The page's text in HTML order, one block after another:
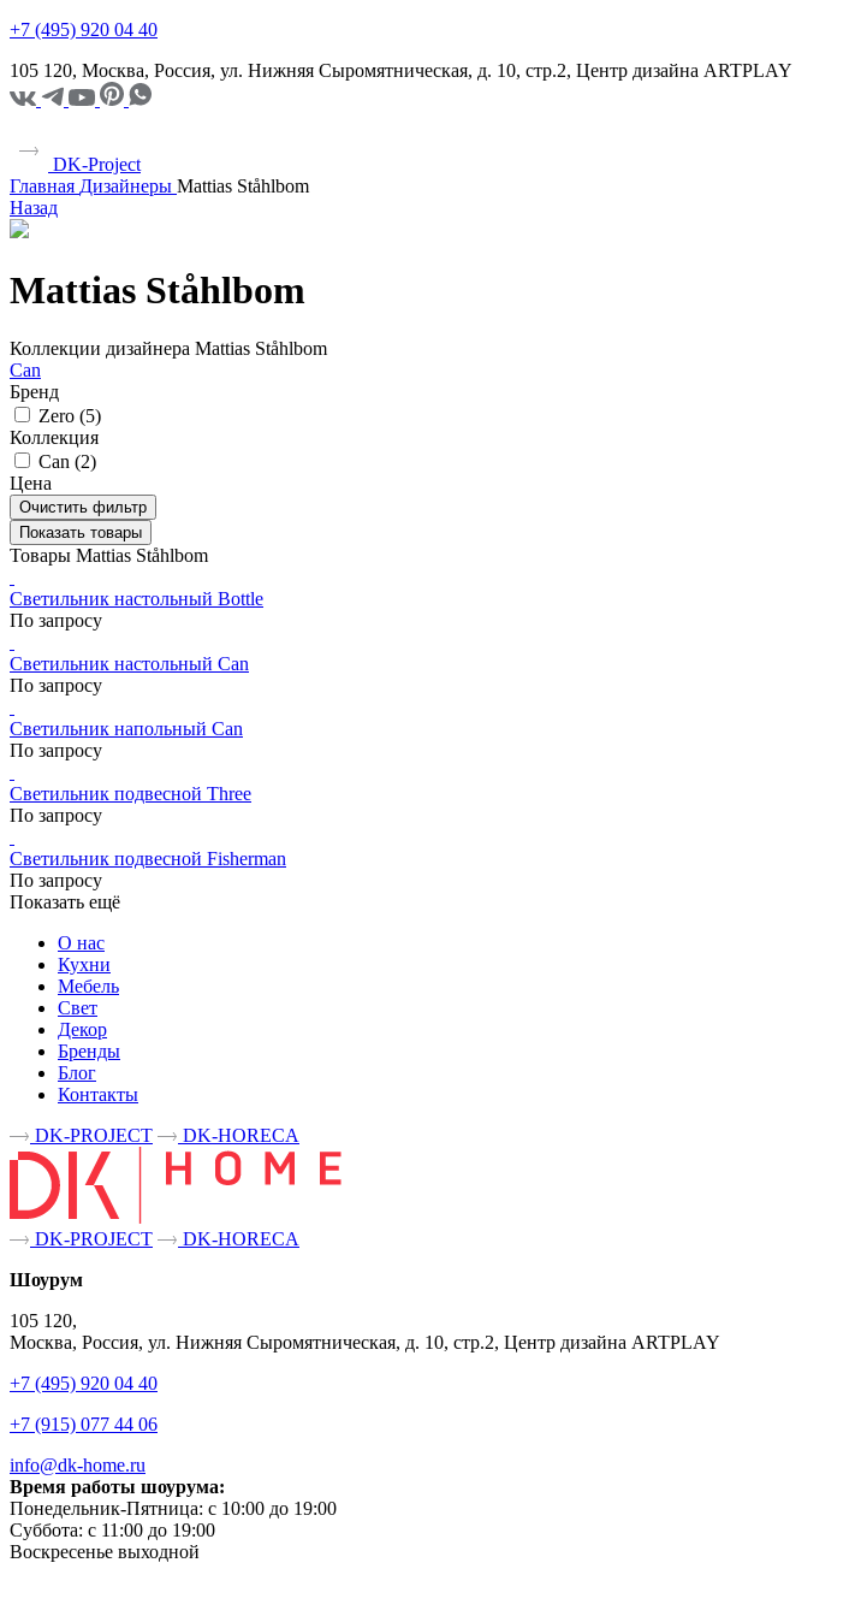
+7 (495) 920 04 40
105 120, Москва, Россия, ул. Нижняя Сыромятническая, д. 10, стр.2, Центр дизайна ARTPLAY
DK-Project
Главная Дизайнеры Mattias Ståhlbom
Назад
Mattias Ståhlbom
Коллекции дизайнера Mattias Ståhlbom
Can
Бренд
Zero (5)
Коллекция
Can (2)
Цена
Очистить фильтр
Показать товары
Товары Mattias Ståhlbom
Светильник настольный Bottle
По запросу
Светильник настольный Can
По запросу
Светильник напольный Can
По запросу
Светильник подвесной Three
По запросу
Светильник подвесной Fisherman
По запросу
Показать ещё
О нас
Кухни
Мебель
Свет
Декор
Бренды
Блог
Контакты
DK-PROJECT
DK-HORECA
DK-PROJECT
DK-HORECA
Шоурум
105 120,
Москва, Россия, ул. Нижняя Сыромятническая, д. 10, стр.2, Центр дизайна ARTPLAY
+7 (495) 920 04 40
+7 (915) 077 44 06
info@dk-home.ru
Время работы шоурума:
Понедельник-Пятница: c 10:00 до 19:00
Суббота: c 11:00 до 19:00
Воскресенье выходной